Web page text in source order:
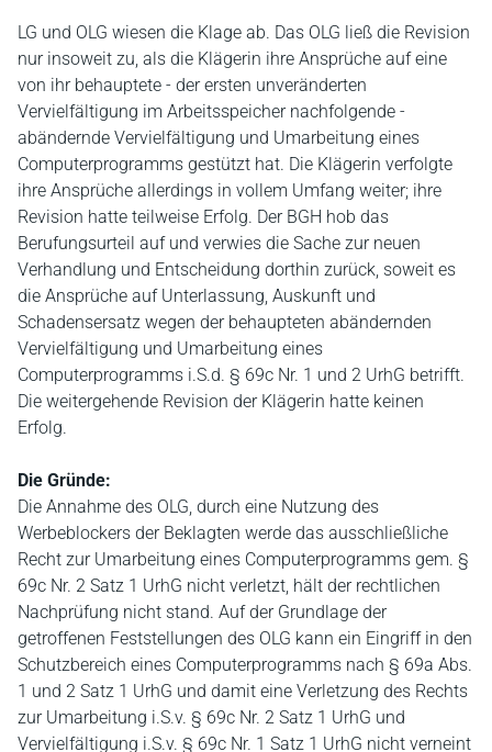
LG und OLG wiesen die Klage ab. Das OLG ließ die Revision
nur insoweit zu, als die Klägerin ihre Ansprüche auf eine
von ihr behauptete - der ersten unveränderten
Vervielfältigung im Arbeitsspeicher nachfolgende -
abändernde Vervielfältigung und Umarbeitung eines
Computerprogramms gestützt hat. Die Klägerin verfolgte
ihre Ansprüche allerdings in vollem Umfang weiter; ihre
Revision hatte teilweise Erfolg. Der BGH hob das
Berufungsurteil auf und verwies die Sache zur neuen
Verhandlung und Entscheidung dorthin zurück, soweit es
die Ansprüche auf Unterlassung, Auskunft und
Schadensersatz wegen der behaupteten abändernden
Vervielfältigung und Umarbeitung eines
Computerprogramms i.S.d. § 69c Nr. 1 und 2 UrhG betrifft.
Die weitergehende Revision der Klägerin hatte keinen
Erfolg.
Die Gründe:
Die Annahme des OLG, durch eine Nutzung des
Werbeblockers der Beklagten werde das ausschließliche
Recht zur Umarbeitung eines Computerprogramms gem. §
69c Nr. 2 Satz 1 UrhG nicht verletzt, hält der rechtlichen
Nachprüfung nicht stand. Auf der Grundlage der
getroffenen Feststellungen des OLG kann ein Eingriff in den
Schutzbereich eines Computerprogramms nach § 69a Abs.
1 und 2 Satz 1 UrhG und damit eine Verletzung des Rechts
zur Umarbeitung i.S.v. § 69c Nr. 2 Satz 1 UrhG und
Vervielfältigung i.S.v. § 69c Nr. 1 Satz 1 UrhG nicht verneint